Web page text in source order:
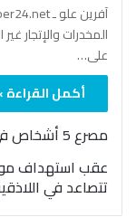
المخدرات والإتجار
على…
أكمل القراءة
مصرع 5 أشخاص في سوريا بحوادث منفصلة خلال يوم واحد
عقب استهداف
تتصاعد في